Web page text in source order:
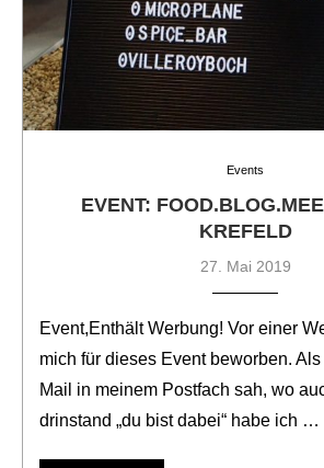
Events
EVENT:
KREFELD
27. Mai 2019
Event,Enthält Werbung! Vor einer
mich für dieses Event beworben.
Mail in meinem Postfach sah, wo
drinstand „du bist dabei“ habe ich …